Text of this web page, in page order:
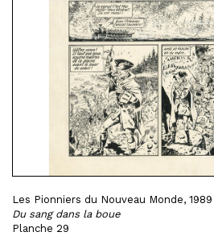
Les Pionniers du Nouveau Monde, 1989
Du sang dans la boue
Planche 29